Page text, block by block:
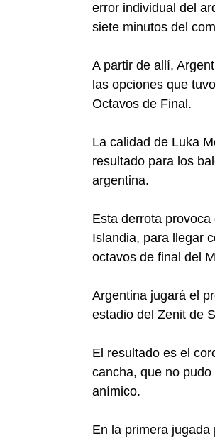
error individual del
siete minutos del
A partir de allí,
las opciones que
Octavos de Final.
La calidad de Luka
resultado para los
argentina.
Esta derrota
Islandia, para llegar
octavos de final del
Argentina jugará el
estadio del Zenit de
El resultado es el
cancha, que no
anímico.
En la primera